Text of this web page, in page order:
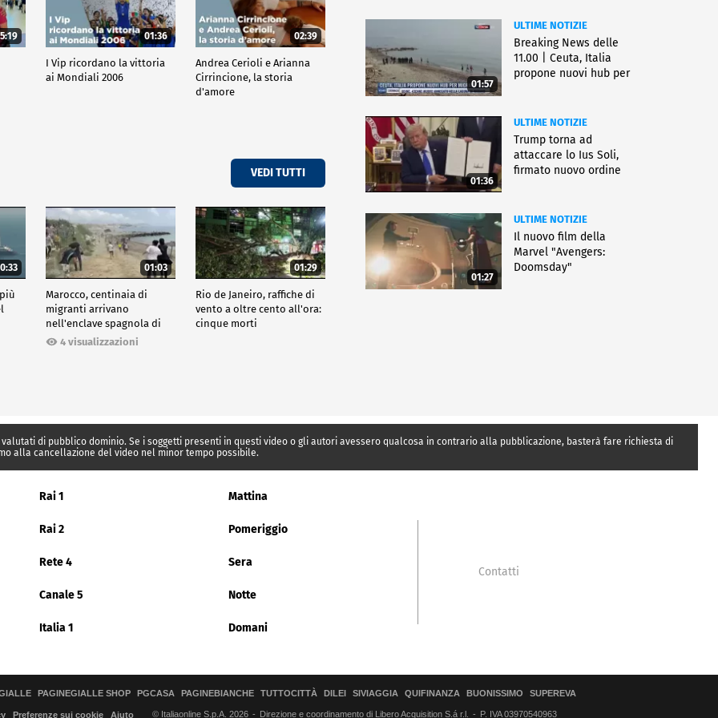
01:36
I Vip ricordano la vittoria
ai Mondiali 2006
02:39
Andrea Cerioli e Arianna
Cirrincione, la storia
d'amore
VEDI TUTTI
01:03
Marocco, centinaia di
migranti arrivano
nell'enclave spagnola di
Ceuta4 visualizzazioni
01:29
Rio de Janeiro, raffiche di
vento a oltre cento all'ora:
cinque morti
01:57
ULTIME NOTIZIE
Breaking News delle
11.00 | Ceuta, Italia
propone nuovi hub per
01:36
ULTIME NOTIZIE
Trump torna ad
attaccare lo Ius Soli,
firmato nuovo ordine
01:27
ULTIME NOTIZIE
Il nuovo film della
Marvel "Avengers:
Doomsday"
di pubblico dominio. Se i soggetti presenti in questi video o gli autori avessero qualcosa in contrario alla pubblicazione, basterà fare richiesta di
alla cancellazione del video nel minor tempo possibile.
Rai 1 Mattina
Rai 2 Pomeriggio
Rete 4 Sera
Canale 5 Notte
Italia 1 Domani
Contatti
PAGINEGIALLE SHOP PGCASA PAGINEBIANCHE TUTTOCITTÀ DILEI SIVIAGGIA QUIFINANZA BUONISSIMO SUPEREVA
Preferenze sui cookie Aiuto © Italiaonline S.p.A. 2026 Direzione e coordinamento di Libero Acquisition S.á r.l. P. IVA 03970540963